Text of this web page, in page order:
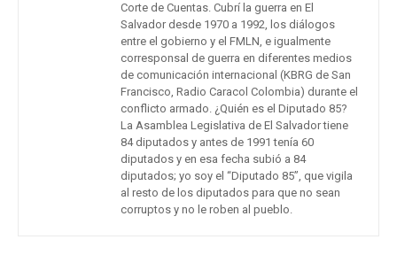
Corte de Cuentas. Cubrí la guerra en El
Salvador desde 1970 a 1992, los diálogos
entre el gobierno y el FMLN, e igualmente
corresponsal de guerra en diferentes medios
de comunicación internacional (KBRG de San
Francisco, Radio Caracol Colombia) durante el
conflicto armado. ¿Quién es el Diputado 85?
La Asamblea Legislativa de El Salvador tiene
84 diputados y antes de 1991 tenía 60
diputados y en esa fecha subió a 84
diputados; yo soy el “Diputado 85”, que vigila
al resto de los diputados para que no sean
corruptos y no le roben al pueblo.